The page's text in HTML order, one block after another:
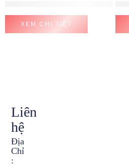
XEM CHI TIẾT
Liên
hệ
Địa
Chỉ
: